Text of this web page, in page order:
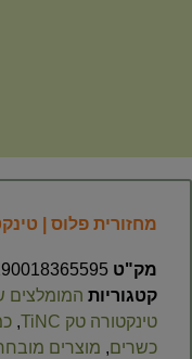
מחזורית פלוס | טינקטורה
מק"ט
קטגוריות המומלצים
טינקטורה טק TiNC
,
כשרים, מוצרים